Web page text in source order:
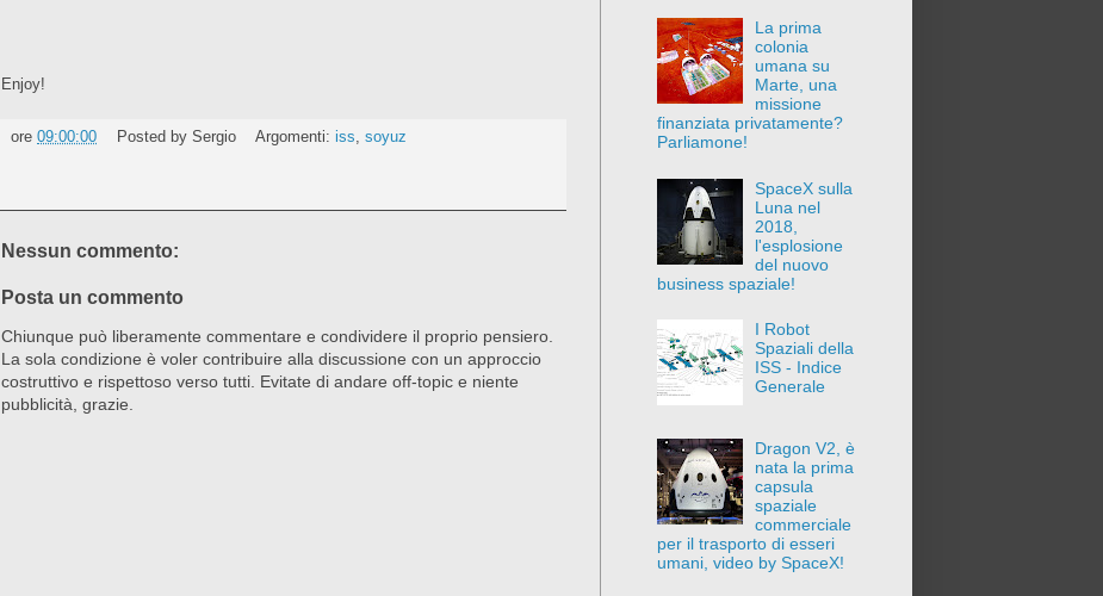
Enjoy!
ore 09:00:00 Posted by Sergio Argomenti:iss ,soyuz
Nessun commento:
Posta un commento
Chiunque può liberamente commentare e condividere il proprio pensiero.
La sola condizione è voler contribuire alla discussione con un approccio
costruttivo e rispettoso verso tutti. Evitate di andare off-topic e niente
pubblicità, grazie.
La prima
colonia
umana su
Marte, una
missione
finanziata privatamente?
Parliamone!
SpaceX sulla
Luna nel
2018,
l'esplosione
del nuovo
business spaziale!
I Robot
Spaziali della
ISS - Indice
Generale
Dragon V2, è
nata la prima
capsula
spaziale
commerciale
per il trasporto di esseri
umani, video by SpaceX!